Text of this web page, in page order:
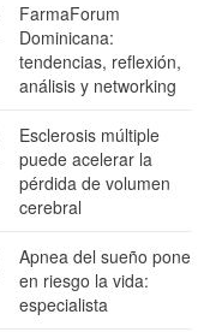
FarmaForum
Dominicana:
tendencias, reflexión,
análisis y networking
Esclerosis múltiple
puede acelerar la
pérdida de volumen
cerebral
Apnea del sueño pone
en riesgo la vida:
especialista